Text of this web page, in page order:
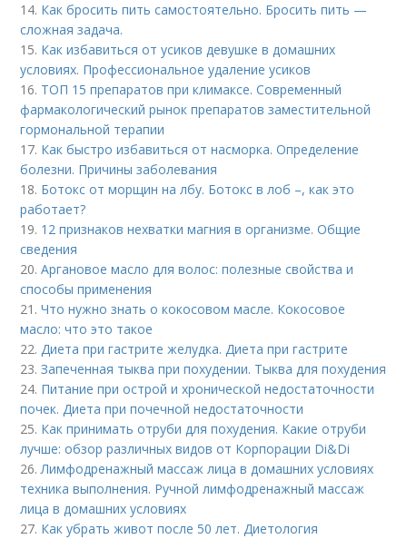
14. Как бросить пить самостоятельно. Бросить пить —
сложная задача.
15. Как избавиться от усиков девушке в домашних
условиях. Профессиональное удаление усиков
16. ТОП 15 препаратов при климаксе. Современный
фармакологический рынок препаратов заместительной
гормональной терапии
17. Как быстро избавиться от насморка. Определение
болезни. Причины заболевания
18. Ботокс от морщин на лбу. Ботокс в лоб –, как это
работает?
19. 12 признаков нехватки магния в организме. Общие
сведения
20.Аргановое масло для волос: полезные свойства и
способы применения
21.Что нужно знать о кокосовом масле. Кокосовое
масло: что это такое
22.Диета при гастрите желудка. Диета при гастрите
23.Запеченная тыква при похудении. Тыква для похудения
24. Питание при острой и хронической недостаточности
почек. Диета при почечной недостаточности
25. Как принимать отруби для похудения. Какие отруби
лучше: обзор различных видов от Корпорации Di&Di
26.Лимфодренажный массаж лица в домашних условиях
техника выполнения. Ручной лимфодренажный массаж
лица в домашних условиях
27. Как убрать живот после 50 лет. Диетология